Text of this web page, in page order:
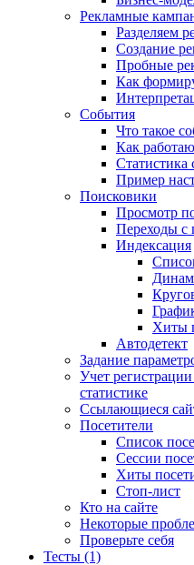
Рекламные
Разделяем
Создание
Пробные
Как
События
Что такое
Как
Статистика
Пример
Поисковики
Просмотр
Переходы с
Индексация
Хиты
Автодетект
Задание
Учет
статистике
Ссылающиеся
Посетители
Список
Сессии
Хиты
Стоп-лист
Кто на сайте
Некоторые
Проверьте себя
Тесты (1)